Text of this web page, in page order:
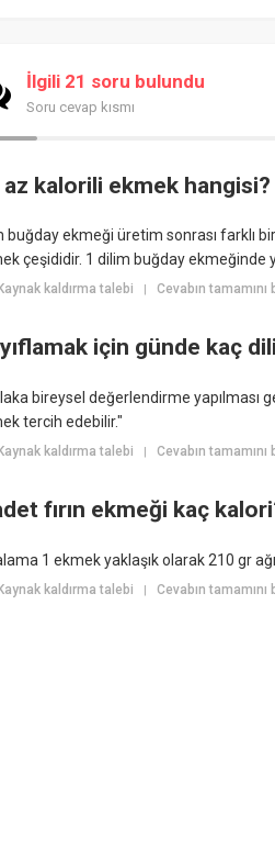
İlgili 21 soru bulundu
Soru cevap kısmı
az kalorili ekmek hangisi?
buğday ekmeği üretim sonrası farklı
çeşididir. 1 dilim buğday ekmeğinde
Kaynak kaldırma talebi | Cevabın
için günde kaç
bireysel değerlendirme yapılması
tercih edebilir."
kaldırma talebi | Cevabın
fırın ekmeği kaç
1 ekmek yaklaşık olarak 210 gr
kaldırma talebi | Cevabın